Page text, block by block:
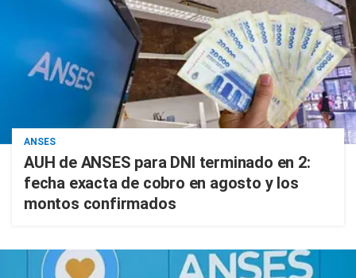
ANSES
AUH de ANSES para DNI terminado en 2:
fecha exacta de cobro en agosto y los
montos confirmados